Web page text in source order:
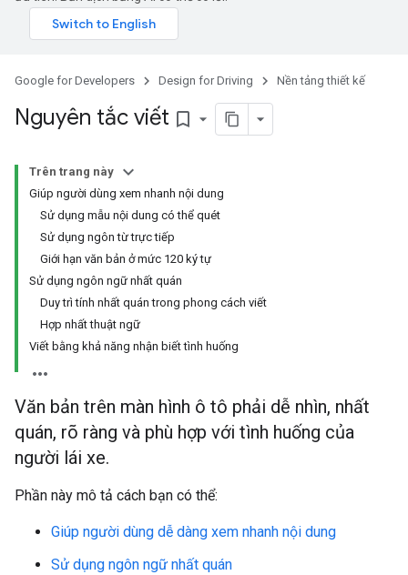
Google for Developers Design for Driving Nền tảng thiết kế
Nguyên tắc viết bookmark_border
Trên trang này
Giúp người dùng xem nhanh nội dung
Sử dụng mẫu nội dung có thể quét
Sử dụng ngôn từ trực tiếp
Giới hạn văn bản ở mức 120 ký tự
Sử dụng ngôn ngữ nhất quán
Duy trì tính nhất quán trong phong cách viết
Hợp nhất thuật ngữ
Viết bằng khả năng nhận biết tình huống
Văn bản trên màn hình ô tô phải dễ nhìn, nhất
quán, rõ ràng và phù hợp với tình huống của
người lái xe.
Phần này mô tả cách bạn có thể:
Giúp người dùng dễ dàng xem nhanh nội dung
Sử dụng ngôn ngữ nhất quán